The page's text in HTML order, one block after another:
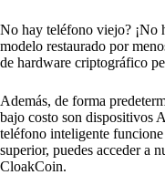
No hay teléfono viejo? ¡No
modelo restaurado por
de hardware criptográfico
Además, de forma
bajo costo son dispositivos
teléfono inteligente
superior, puedes acceder a
CloakCoin.